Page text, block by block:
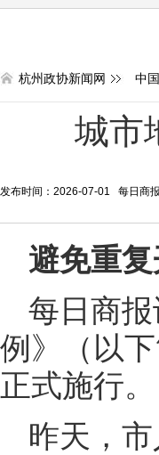
杭州政协新闻网 中
城市
发布时间：2026-07-01 每日商报
避免重
每日商
例》（以
正式施行。
昨天，